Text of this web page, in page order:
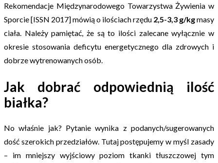
Rekomendacje Międzynarodowego Towarzystwa Żywienia w
Sporcie [ISSN 2017] mówią o ilościach rzędu 2,5-3,3 g/kgmasy
ciała. Należy pamiętać, że są to ilości zalecane wyłącznie w
okresie stosowania deficytu energetycznego dla zdrowych i
dobrze wytrenowanych osób.
Jak dobrać odpowiednią ilość
białka?
No właśnie jak? Pytanie wynika z podanych/sugerowanych
dość szerokich przedziałów. Tutaj postępujemy w myśl zasady
– im mniejszy wyjściowy poziom tkanki tłuszczowej tym